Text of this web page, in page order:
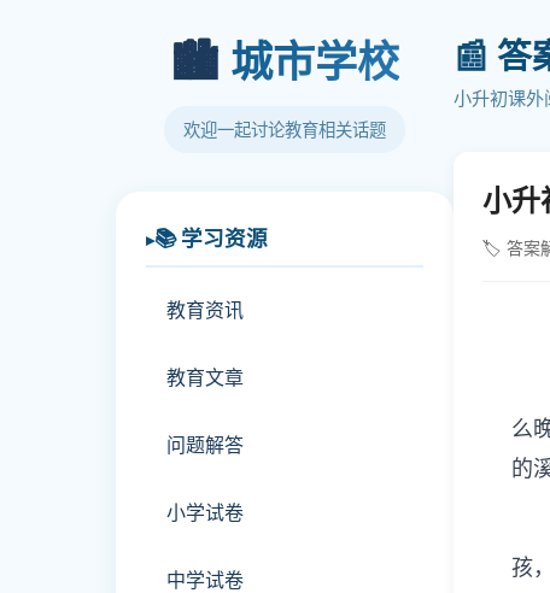
🏙️ 城市学校
欢迎一起讨论教育相关话题
📚 学习资源
教育资讯
教育文章
问题解答
小学试卷
中学试卷
📰 答
小升初课外
小升
🏷️ 答案
①
么
的
②
孩